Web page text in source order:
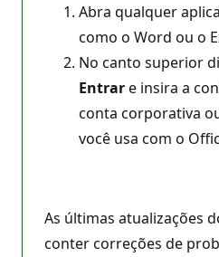
Abra qualquer
como o Word ou o
No canto superior
Entrare insira a
conta corporativa
você usa com o
As últimas atualizações
conter correções de